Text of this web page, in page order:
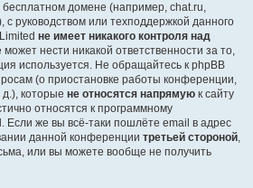
домене (например, chat.ru,
с руководством или техподдержкой данного
не имеет никакого контроля над
может нести никакой ответственности за то,
используется. Не обращайтесь к phpBB
(о приостановке работы конференции,
д.), которые не относятся напрямую к сайту
относятся к программному
Если же вы всё-таки пошлёте email в адрес
данной конференции третьей стороной,
или вы можете вообще не получить